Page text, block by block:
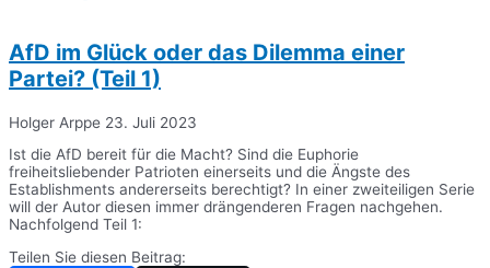
AfD im Glück oder das Dilemma einer
Partei? (Teil 1)
Holger Arppe 23. Juli 2023
Ist die AfD bereit für die Macht? Sind die Euphorie
freiheitsliebender Patrioten einerseits und die Ängste des
Establishments andererseits berechtigt? In einer zweiteiligen Serie
will der Autor diesen immer drängenderen Fragen nachgehen.
Nachfolgend Teil 1:
Teilen Sie diesen Beitrag: